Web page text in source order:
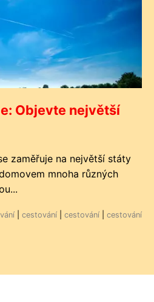
Objevte největší
zaměřuje na největší státy
mnoha různých
cestování cestování
cestování